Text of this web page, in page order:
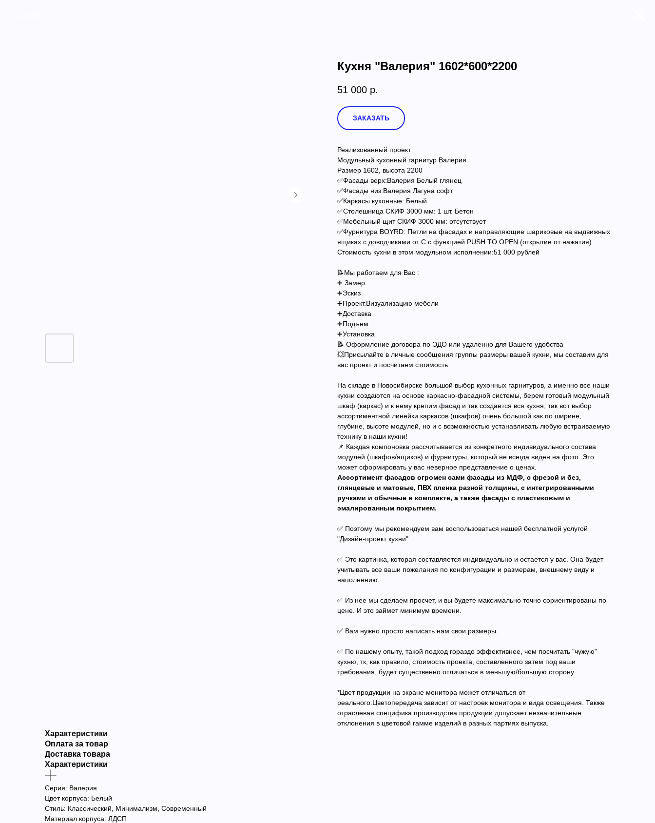
Кухня "Валерия" 1602*600*2200
51 000 р.
ЗАКАЗАТЬ
Реализованный проект
Модульный кухонный гарнитур Валерия
Размер 1602, высота 2200
✅Фасады верх:Валерия Белый глянец
✅Фасады низ:Валерия Лагуна софт
✅Каркасы кухонные: Белый
✅Столешница СКИФ 3000 мм: 1 шт. Бетон
✅Мебельный щит СКИФ 3000 мм: отсутствует
✅Фурнитура BOYRD: Петли на фасадах и направляющие шариковые на выдвижных
ящиках с доводчиками от С с функцией PUSH TO OPEN (открытие от нажатия).
Стоимость кухни в этом модульном исполнении:51 000 рублей
📝Мы работаем для Вас :
➕ Замер
➕Эскиз
➕Проект.Визуализацию мебели
➕Доставка
➕Подъем
➕Установка
📝 Оформление договора по ЭДО или удаленно для Вашего удобства
💥Присылайте в личные сообщения группы размеры вашей кухни, мы составим для
вас проект и посчитаем стоимость
На складе в Новосибирске большой выбор кухонных гарнитуров, а именно все наши
кухни создаются на основе каркасно-фасадной системы, берем готовый модульный
шкаф (каркас) и к нему крепим фасад и так создается вся кухня, так вот выбор
ассортиментной линейки каркасов (шкафов) очень большой как по ширине,
глубине, высоте модулей, но и с возможностью устанавливать любую встраиваемую
технику в наши кухни!
📌 Каждая компоновка рассчитывается из конкретного индивидуального состава
модулей (шкафов/ящиков) и фурнитуры, который не всегда виден на фото. Это
может сформировать у вас неверное представление о ценах.
Ассортимент фасадов огромен сами фасады из МДФ, с фрезой и без,
глянцевые и матовые, ПВХ пленка разной толщины, с интегрированными
ручками и обычные в комплекте, а также фасады с пластиковым и
эмалированным покрытием.
✅ Поэтому мы рекомендуем вам воспользоваться нашей бесплатной услугой
"Дизайн-проект кухни".
✅ Это картинка, которая составляется индивидуально и остается у вас. Она будет
учитывать все ваши пожелания по конфигурации и размерам, внешнему виду и
наполнению.
✅ Из нее мы сделаем просчет, и вы будете максимально точно сориентированы по
цене. И это займет минимум времени.
✅ Вам нужно просто написать нам свои размеры.
✅ По нашему опыту, такой подход гораздо эффективнее, чем посчитать "чужую"
кухню, тк, как правило, стоимость проекта, составленного затем под ваши
требования, будет существенно отличаться в меньшую/большую сторону
*Цвет продукции на экране монитора может отличаться от
реального.Цветопередача зависит от настроек монитора и вида освещения. Также
отраслевая специфика производства продукции допускает незначительные
отклонения в цветовой гамме изделий в разных партиях выпуска.
Характеристики
Оплата за товар
Доставка товара
Характеристики
Серия: Валерия
Цвет корпуса: Белый
Стиль: Классический, Минимализм, Современный
Материал корпуса: ЛДСП